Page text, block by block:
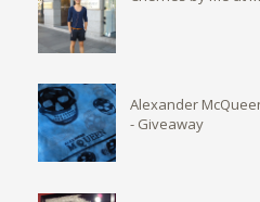
Alexander
- Giveaway